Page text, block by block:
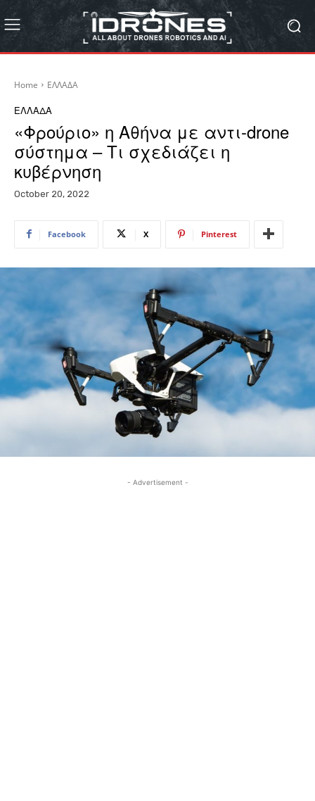
Home ΕΛΛΑΔΑ
ΕΛΛΑΔΑ
«Φρούριο» η Αθήνα με αντι-drone
σύστημα – Τι σχεδιάζει η
κυβέρνηση
October 20, 2022
Facebook X Pinterest
- Advertisement -